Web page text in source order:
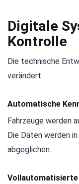
Digitale
Kontrolle
Die technische
verändert.
Automatische
Fahrzeuge werden
Die Daten werden
abgeglichen.
Vollautomatisierte